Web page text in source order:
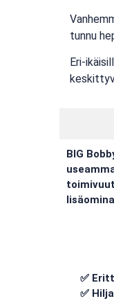
tunnu
Eri-
BIG
✅
✅